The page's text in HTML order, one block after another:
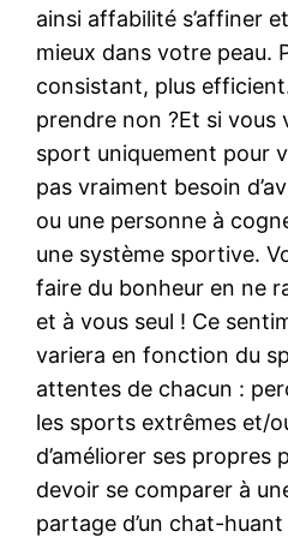
ainsi affabilité s’affiner
mieux dans votre peau.
consistant, plus
prendre non ?Et si vous
sport uniquement pour
pas vraiment besoin
ou une personne à
une système sportive.
faire du bonheur en ne
et à vous seul ! Ce
variera en fonction du
attentes de chacun :
les sports extrêmes et/
d’améliorer ses propres
devoir se comparer à
partage d’un chat-